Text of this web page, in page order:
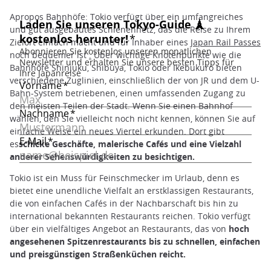
Apropos Bahnhöfe: Tokio verfügt über ein umfangreiches
und gut ausgebautes Schienennetz, das die Reise zu Ihrem
Zielort einfach macht und für Inhaber eines Japan Rail Passes
noch bequemer ist.Über wichtige Knotenpunkte wie die
Bahnhöfe Shinjuku, Shibuya, Tokio oder Ikebukuro bieten
verschiedene Zuglinien, einschließlich der von JR und dem U-
Bahn-System betriebenen, einen umfassenden Zugang zu
den meisten Teilen der Stadt. Wenn Sie einen Bahnhof
wählen, den Sie vielleicht noch nicht kennen, können Sie auf
einfache Weise ein neues Viertel erkunden. Dort gibt
esschicke Geschäfte, malerische Cafés und eine Vielzahl
anderer Sehenswürdigkeiten zu besichtigen.
Tokio ist ein Muss für Feinschmecker im Urlaub, denn es
bietet eine unendliche Vielfalt an erstklassigen Restaurants,
die von einfachen Cafés in der Nachbarschaft bis hin zu
international bekannten Restaurants reichen. Tokio verfügt
über ein vielfältiges Angebot an Restaurants, das von hoch
angesehenen Spitzenrestaurants bis zu schnellen, einfachen
und preisgünstigen Straßenküchen reicht.